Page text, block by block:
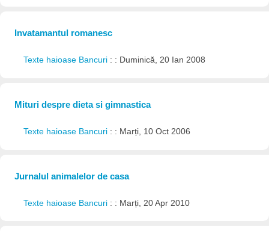
Invatamantul romanesc
Texte haioase Bancuri : : Duminică, 20 Ian 2008
Mituri despre dieta si gimnastica
Texte haioase Bancuri : : Marți, 10 Oct 2006
Jurnalul animalelor de casa
Texte haioase Bancuri : : Marți, 20 Apr 2010